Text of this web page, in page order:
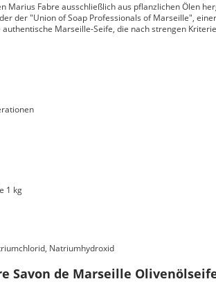
Fabre ausschließlich aus pflanzlichen Ölen
der "Union of Soap Professionals of Marseille",
Marseille-Seife, die nach strengen
1 kg
Natriumhydroxid
Savon de Marseille